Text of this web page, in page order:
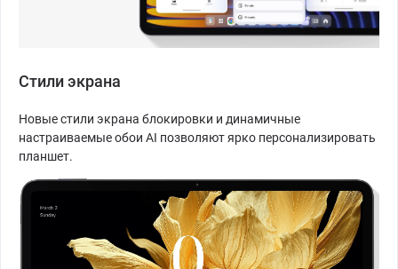
Стили экрана
Новые стили экрана блокировки и динамичные
настраиваемые обои AI позволяют ярко персонализировать
планшет.